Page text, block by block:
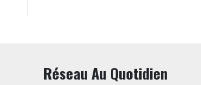
Réseau Au Quotidien